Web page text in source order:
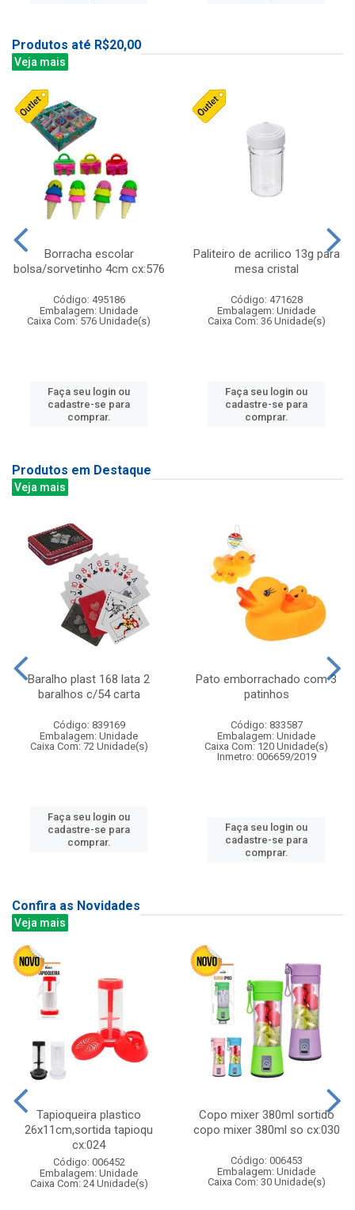
Produtos até R$20,00
Veja mais
Borracha escolar
bolsa/sorvetinho 4cm cx:576
Código: 495186
Embalagem: Unidade
Caixa Com: 576 Unidade(s)
Faça seu login ou
cadastre-se para
comprar.
Paliteiro de acrilico 13g para
mesa cristal
Código: 471628
Embalagem: Unidade
Caixa Com: 36 Unidade(s)
Faça seu login ou
cadastre-se para
comprar.
Produtos em Destaque
Veja mais
Baralho plast 168 lata 2
baralhos c/54 carta
Código: 839169
Embalagem: Unidade
Caixa Com: 72 Unidade(s)
Faça seu login ou
cadastre-se para
comprar.
Pato emborrachado com 3
patinhos
Código: 833587
Embalagem: Unidade
Caixa Com: 120 Unidade(s)
Inmetro: 006659/2019
Faça seu login ou
cadastre-se para
comprar.
Confira as Novidades
Veja mais
Tapioqueira plastico
26x11cm,sortida tapioqu
cx:024
Código: 006452
Embalagem: Unidade
Caixa Com: 24 Unidade(s)
Copo mixer 380ml sortido
copo mixer 380ml so cx:030
Código: 006453
Embalagem: Unidade
Caixa Com: 30 Unidade(s)